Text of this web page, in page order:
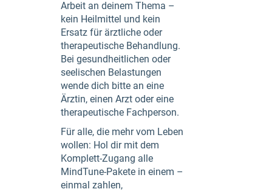
Arbeit an deinem Thema –
kein Heilmittel und kein
Ersatz für ärztliche oder
therapeutische Behandlung.
Bei gesundheitlichen oder
seelischen Belastungen
wende dich bitte an eine
Ärztin, einen Arzt oder eine
therapeutische Fachperson.
Für alle, die mehr vom Leben
wollen: Hol dir mit dem
Komplett-Zugang alle
MindTune-Pakete in einem –
einmal zahlen,